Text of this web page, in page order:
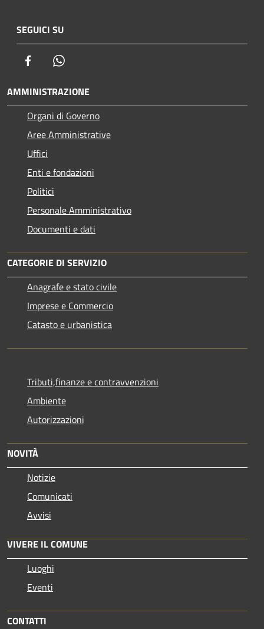
SEGUICI SU
Facebook
AMMINISTRAZIONE
Organi di Governo
Aree Amministrative
Uffici
Enti e fondazioni
Politici
Personale Amministrativo
Documenti e dati
CATEGORIE DI SERVIZIO
Anagrafe e stato civile
Imprese e Commercio
Catasto e urbanistica
Tributi,finanze e contravvenzioni
Ambiente
Autorizzazioni
NOVITÀ
Notizie
Comunicati
Avvisi
VIVERE IL COMUNE
Luoghi
Eventi
CONTATTI